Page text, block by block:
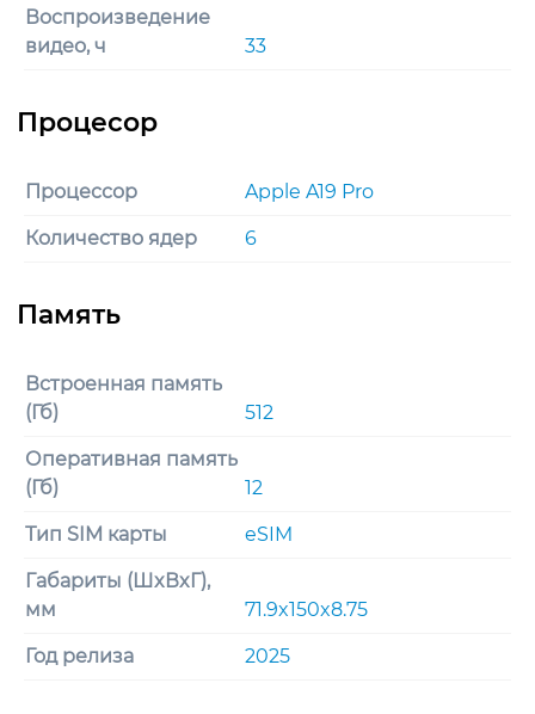
Воспроизведение
видео, ч
33
Процессор Apple A19 Pro
Количество ядер 6
Встроенная память
(Гб)
512
Оперативная память
(Гб)
12
Тип SIM карты eSIM
Габариты (ШxВxГ),
мм
71.9x150x8.75
Год релиза 2025